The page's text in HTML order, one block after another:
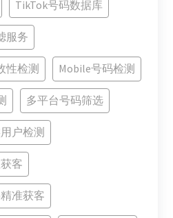
TikTok号码数据库
服务
性检测 Mobile号码检测
多平台号码筛选
户检测
客
准获客